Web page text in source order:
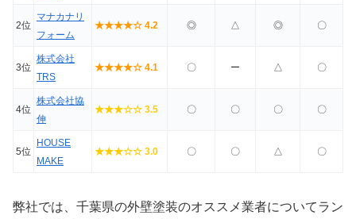
2位
マナカナリ
フォーム
★★★★☆ 4.2 ◎ △ ◎ 〇
3位
株式会社
TRS
★★★★☆ 4.1 〇 ー △ 〇
4位
株式会社協
伸
★★★☆☆ 3.5 〇 〇 〇 〇
5位
HOUSE
MAKE
★★★☆☆ 3.0 〇 〇 △ 〇
弊社では、千葉県の外壁塗装のオススメ業者についてラン